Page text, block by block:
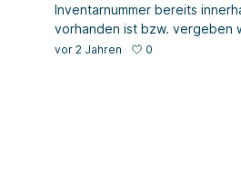
Inventarnummer bereits
vorhanden ist bzw. vergeben
vor 2 Jahren 0